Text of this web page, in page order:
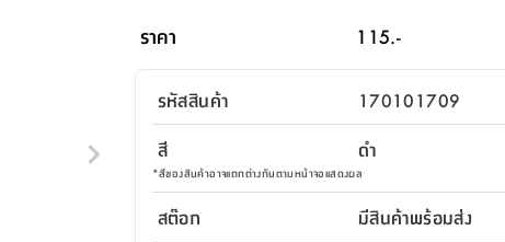
ราคา 115.-
รหัสสินค้า
170101709
สี
ดำ
*สีของสินค้าอาจแตกต่างกันตามหน้าจอแสดงผล
สต๊อก
มีสินค้าพร้อมส่ง